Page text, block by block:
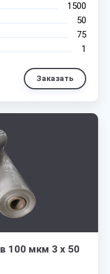
1500
50
75
1
Заказать
100 мкм 3 х 50